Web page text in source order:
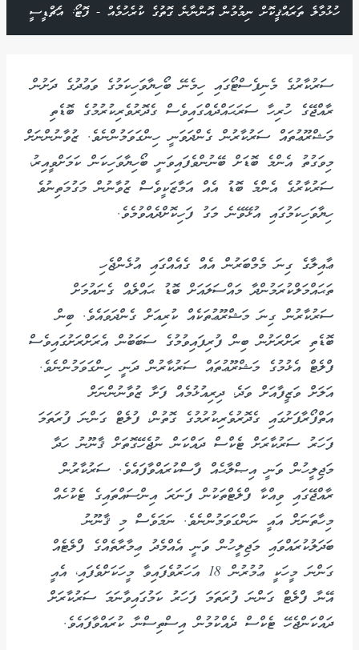
ހުޅުމާލެ ތަރައްޤީކޮށް ނިމުމުން އޮންނާނެ ގޮތުގެ ކުރެހުމެއް - ފޮޓޯ: އެޗްޑީސީ
ސަރުކާރުގެ މެނިފެސްޓޯގައި ހިމެނޭ ބޯހިޔާވަހިކަމުގެ ވަޢުދުގެ ދަށުން
ރާއްޖޭގެ ހުރިހާ ސަރަޙައްދެއްގައިވެސް ގެދޮރުވެރިކުރުމުގެ ބޮޑެތި
މަޝްރޫޢުތައް ސަރުކާރުން ގެންދަވަނީ ހިންގަވަމުންނެވެ. ޒުވާނުންނަށް
މިވަގުތު އެންމެ ބޮޑަށް ބޭނުންވެފައިވަނީ ބޯހިޔާވަހިކަން ކަމަށްވީއިރު،
ސަރުކާރުގެ އެންމެ ބޮޑު އެއް އަމާޒަކީވެސް ޒުވާނުން މަގުމަތިނުވެ
ހިޔާވަހިކަމުގައި އުޅޭވޭނެ މަގު ފަހިކޮށްދެއްވުމެވެ.
ޢާއިލާގެ ގިނަ މެމްބަރުން އެއް ގެއެއްގައި އުޅެންޖެހި
ތަޙައްމަލްކުރަމުންދާ މައްސަލައަށް ބޮޑު ޙައްލެއް ގެނައުމަށް
ސަރުކާރުން ގިނަ މަޝްރޫޢުތަކެއް ކުރިއަށް ގެންދަވައެވެ. ބިން
ބޮޑެތި ރަށްރަށުން ބިން ފުރިފައިވުމުގެ ސަބަބުން އެރަށްރަށުގައިވެސް
ފްލެޓް އެޅުމުގެ މަޝްރޫޢުތައް ސަރުކާރުން ދަނީ ހިންގަވަމުންނެވެ.
އަލަށް ވަޒީފާއަށް ވަދެ، ދިރިއުޅުމެއް ފަށާ ޒުވާނުންނަށް
އަތްފޯރާފަށުގައި ގެދޮރުވެރިކުރުމުގެ ގޮތުން، ފުލެޓް ގަންނަ ފުރަތަމަ
ފަހަރު ސަރުކާރަށް ޓެކްސް ދައްކަން ނުޖެހޭގޮތަށް ޤާނޫނު ހަދާ
މަޖިލީހުން ވަނީ އިޞްލާޙެއް ފާސްކުރައްވާފައެވެ. ސަރުކާރުން
ރާއްޖޭގައި ވިއްކާ ފްލެޓްތަކުން ފަނަރަ އިންސައްތައިގެ ޓެކުހެއް
މިހާތަނަށް އައީ ނަންގަވަމުންނެވެ. ނަމަވެސް މި ޤާނޫނު
ބަދަލުކުރައްވައި މަޖިލީހުން ވަނީ އެއްމެދު ޢިމާރާތެއްގެ ފްލެޓެއް
ގަންނަ މީހަކީ ޢުމުރުން 18 އަހަރުވެފައިވާ މީހަކަށްވެފައި، އެއީ
އޭނާ ފްލެޓް ގަންނަ ފުރަތަމަ ފަހަރު ކަމުގައިވާނަމަ ސަރުކާރަށް
ދައްކަންޖެހޭ ޓެކްސް ދެއްކުމުން އިސްތިސްނާ ކުރައްވާފައެވެ.